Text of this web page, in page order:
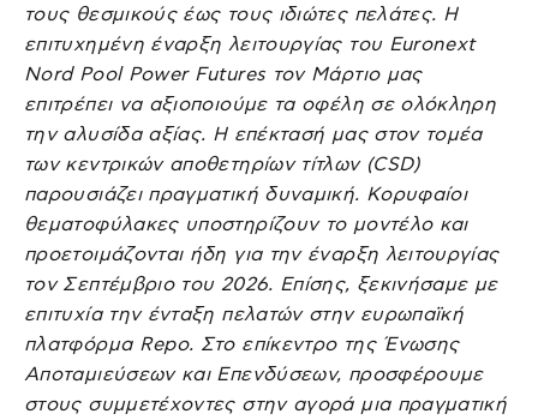
τους θεσμικούς έως τους ιδιώτες πελάτες. Η
επιτυχημένη έναρξη λειτουργίας του Euronext
Nord Pool Power Futures τον Μάρτιο μας
επιτρέπει να αξιοποιούμε τα οφέλη σε ολόκληρη
την αλυσίδα αξίας. Η επέκτασή μας στον τομέα
των κεντρικών αποθετηρίων τίτλων (CSD)
παρουσιάζει πραγματική δυναμική. Κορυφαίοι
θεματοφύλακες υποστηρίζουν το μοντέλο και
προετοιμάζονται ήδη για την έναρξη λειτουργίας
τον Σεπτέμβριο του 2026. Επίσης, ξεκινήσαμε με
επιτυχία την ένταξη πελατών στην ευρωπαϊκή
πλατφόρμα Repo. Στο επίκεντρο της Ένωσης
Αποταμιεύσεων και Επενδύσεων, προσφέρουμε
στους συμμετέχοντες στην αγορά μια πραγματική